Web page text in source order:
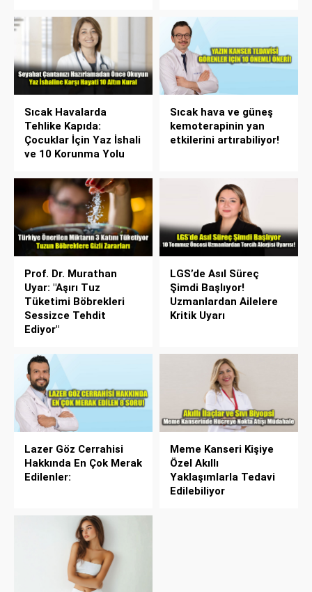
Sıcak Havalarda
Tehlike Kapıda:
Çocuklar İçin Yaz İshali
ve 10 Korunma Yolu
Sıcak hava ve güneş
kemoterapinin yan
etkilerini artırabiliyor!
Prof. Dr. Murathan
Uyar: "Aşırı Tuz
Tüketimi Böbrekleri
Sessizce Tehdit
Ediyor"
LGS’de Asıl Süreç
Şimdi Başlıyor!
Uzmanlardan Ailelere
Kritik Uyarı
Lazer Göz Cerrahisi
Hakkında En Çok Merak
Edilenler:
Meme Kanseri Kişiye
Özel Akıllı
Yaklaşımlarla Tedavi
Edilebiliyor